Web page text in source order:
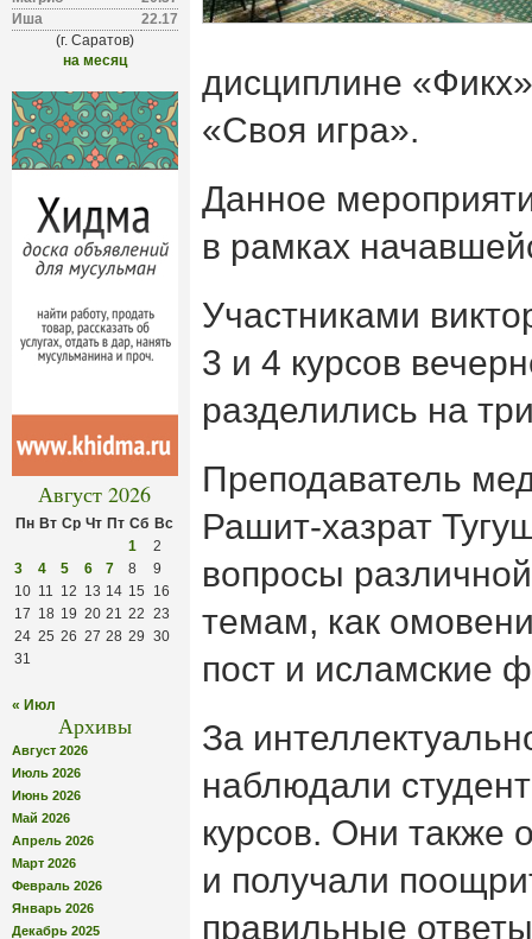
Иша
22.17
(г. Саратов)
на месяц
Август 2026
Пн Вт Ср Чт Пт Сб Вс
1
2
3
4 5 6 7 8
9
10 11 12 13 14 15
16
17 18 19 20 21 22 23
24 25 26 27 28 29 30
31
« Июл
Архивы
Август 2026
Июль 2026
Июнь 2026
Май 2026
Апрель 2026
Март 2026
Февраль 2026
Январь 2026
Декабрь 2025
дисциплине
«Своя игра».
Данное
в рамках
Участниками
3 и 4 курсов
разделились на
Преподаватель
Рашит-хазрат
вопросы
темам, как
пост и исламские
За
наблюдали
курсов. Они также
и получали
правильные